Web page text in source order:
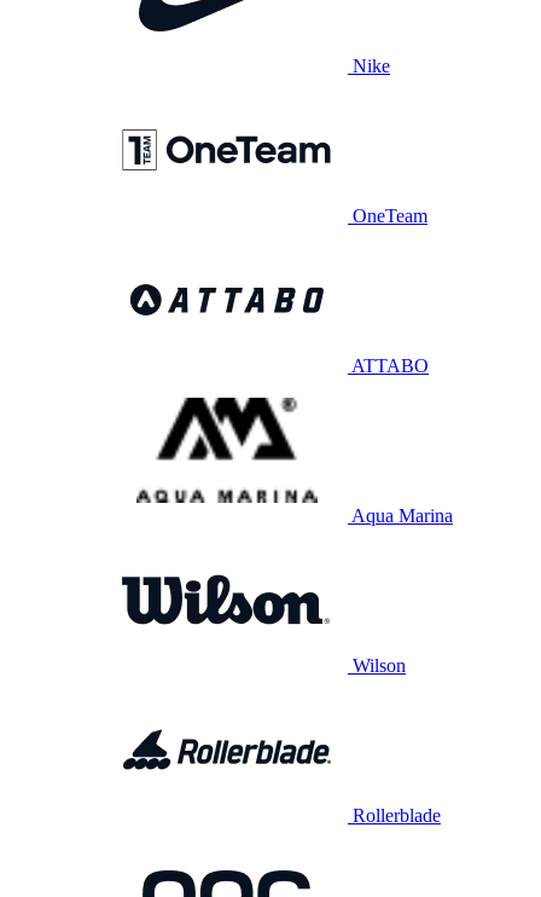
Nike
OneTeam
ATTABO
Aqua Marina
Wilson
Rollerblade